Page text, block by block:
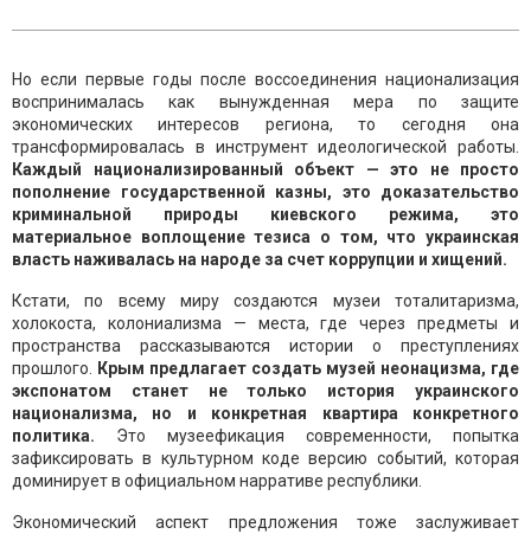
Но если первые годы после воссоединения национализация
воспринималась как вынужденная мера по защите
экономических интересов региона, то сегодня она
трансформировалась в инструмент идеологической работы.
Каждый национализированный объект — это не просто
пополнение государственной казны, это доказательство
криминальной природы киевского режима, это
материальное воплощение тезиса о том, что украинская
власть наживалась на народе за счет коррупции и хищений.
Кстати, по всему миру создаются музеи тоталитаризма,
холокоста, колониализма — места, где через предметы и
пространства рассказываются истории о преступлениях
прошлого.
Крым предлагает создать музей неонацизма, где
экспонатом станет не только история украинского
национализма, но и конкретная квартира конкретного
политика. Это музеефикация современности, попытка
зафиксировать в культурном коде версию событий, которая
доминирует в официальном нарративе республики.
Экономический аспект предложения тоже заслуживает